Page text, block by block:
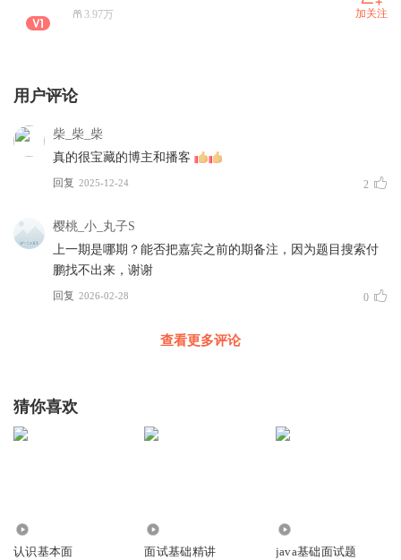
59:02易赢难输的非对称
� 欢迎关注
号找我玩，这边的更新频率会高一些。
也欢迎大家来�知识星球「人生要选对」
我自己学习的输入笔记，也算半个听友群。
3.97万 加关注
用户评论
柴_柴_柴
真的很宝藏的博主和播客
回复 2025-12-24 2
樱桃_小_丸子S
上一期是哪期？能否把嘉宾之前的期备注，因为题目搜索付
鹏找不出来，谢谢
回复 2026-02-28 0
查看更多评论
猜你喜欢
认识基本面 面试基础精讲 java基础面试题